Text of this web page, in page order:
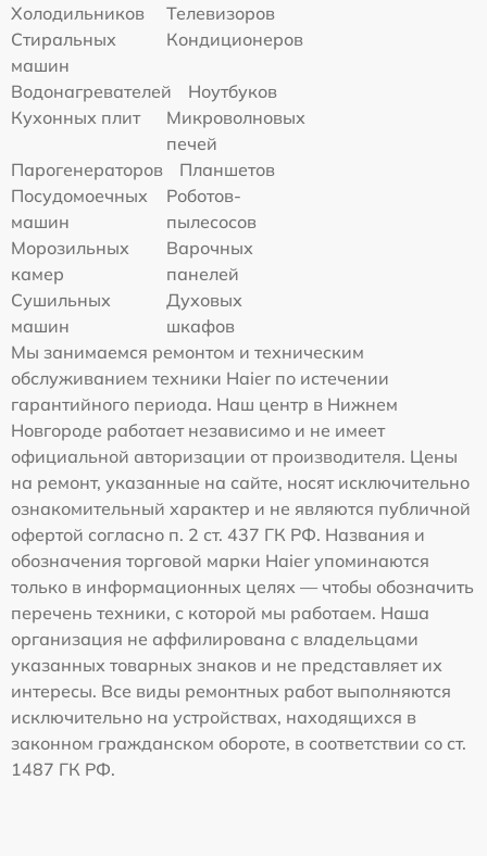
Холодильников
Телевизоров
Стиральных
машин
Кондиционеров
Водонагревателей
Ноутбуков
Кухонных плит
Микроволновых
печей
Парогенераторов
Планшетов
Посудомоечных
машин
Роботов-
пылесосов
Морозильных
камер
Варочных
панелей
Сушильных
машин
Духовых
шкафов
Мы занимаемся ремонтом и техническим
обслуживанием техники Haier по истечении
гарантийного периода. Наш центр в Нижнем
Новгороде работает независимо и не имеет
официальной авторизации от производителя. Цены
на ремонт, указанные на сайте, носят исключительно
ознакомительный характер и не являются публичной
офертой согласно п. 2 ст. 437 ГК РФ. Названия и
обозначения торговой марки Haier упоминаются
только в информационных целях — чтобы обозначить
перечень техники, с которой мы работаем. Наша
организация не аффилирована с владельцами
указанных товарных знаков и не представляет их
интересы. Все виды ремонтных работ выполняются
исключительно на устройствах, находящихся в
законном гражданском обороте, в соответствии со ст.
1487 ГК РФ.